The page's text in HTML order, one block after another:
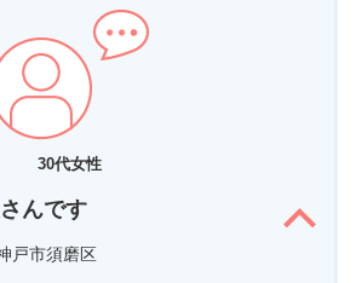
30代女性
んです
戸市須磨区